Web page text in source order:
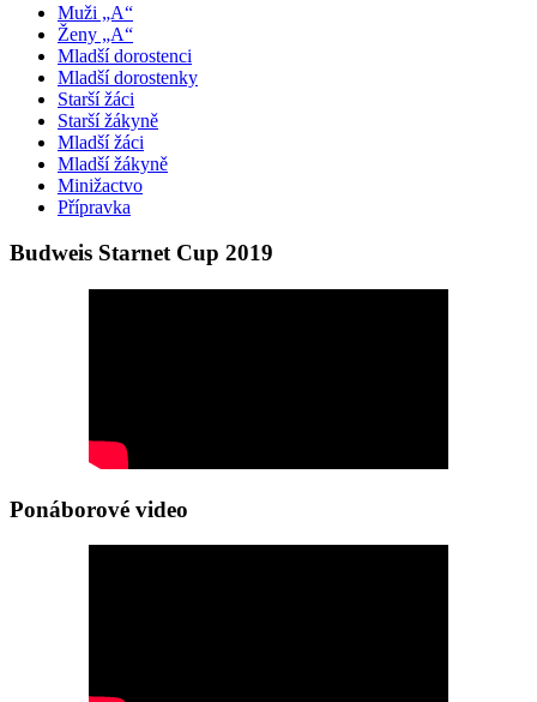
Muži „A“
Ženy „A“
Mladší dorostenci
Mladší dorostenky
Starší žáci
Starší žákyně
Mladší žáci
Mladší žákyně
Minižactvo
Přípravka
Budweis Starnet Cup 2019
Ponáborové video